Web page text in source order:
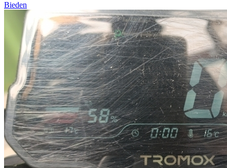
Bieden